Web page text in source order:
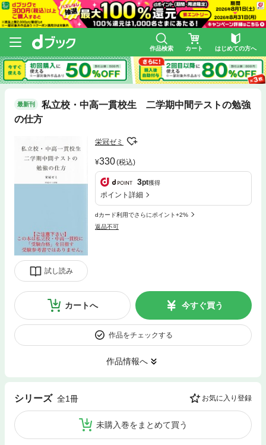
作品検索 カート はじめての方へ
最新刊
私立校・中高一貫校生 二学期中間テストの勉強
の仕方
試し読み
栄冠ゼミ
330(税込)
3pt獲得
ポイント詳細
dカード利用でさらにポイント+2%
返品不可
カートへ 今すぐ買う
作品をチェックする
作品情報へ
シリーズ 全1冊 お気に入り登録
未購入巻をまとめて買う